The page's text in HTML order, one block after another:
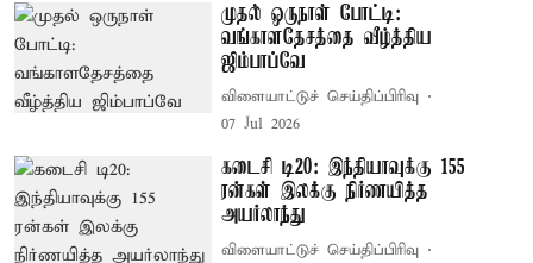
முதல் ஒருநாள் போட்டி:
வங்காளதேசத்தை வீழ்த்திய
ஜிம்பாப்வே
விளையாட்டுச் செய்திப்பிரிவு
07 Jul 2026
கடைசி டி20: இந்தியாவுக்கு 155
ரன்கள் இலக்கு நிர்ணயித்த
அயர்லாந்து
விளையாட்டுச் செய்திப்பிரிவு